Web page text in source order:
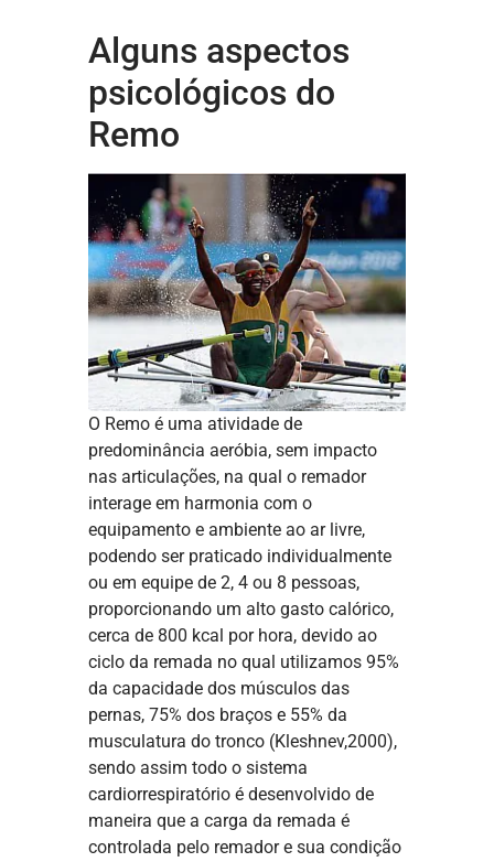
Alguns aspectos
psicológicos do
Remo
O Remo é uma atividade de
predominância aeróbia, sem impacto
nas articulações, na qual o remador
interage em harmonia com o
equipamento e ambiente ao ar livre,
podendo ser praticado individualmente
ou em equipe de 2, 4 ou 8 pessoas,
proporcionando um alto gasto calórico,
cerca de 800 kcal por hora, devido ao
ciclo da remada no qual utilizamos 95%
da capacidade dos músculos das
pernas, 75% dos braços e 55% da
musculatura do tronco (Kleshnev,2000),
sendo assim todo o sistema
cardiorrespiratório é desenvolvido de
maneira que a carga da remada é
controlada pelo remador e sua condição